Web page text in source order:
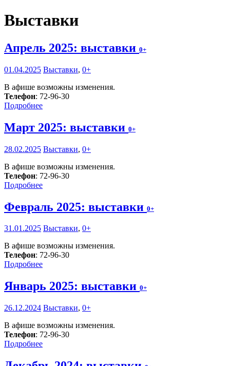
Выставки
Апрель 2025: выставки 0+
01.04.2025 Выставки, 0+
В афише возможны изменения.
Телефон: 72-96-30
Подробнее
Март 2025: выставки 0+
28.02.2025 Выставки, 0+
В афише возможны изменения.
Телефон: 72-96-30
Подробнее
Февраль 2025: выставки 0+
31.01.2025 Выставки, 0+
В афише возможны изменения.
Телефон: 72-96-30
Подробнее
Январь 2025: выставки 0+
26.12.2024 Выставки, 0+
В афише возможны изменения.
Телефон: 72-96-30
Подробнее